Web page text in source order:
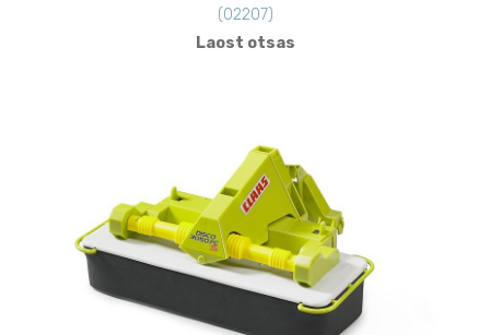
(02207)
Laost otsas